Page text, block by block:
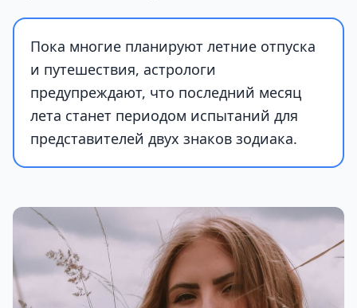
Пока многие планируют летние отпуска
и путешествия, астрологи
предупреждают, что последний месяц
лета станет периодом испытаний для
представителей двух знаков зодиака.